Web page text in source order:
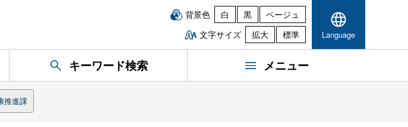
背景色 白 黒
ベージュ
文字サイズ
拡大 標準 Language
キーワード検索 メニュー
推進課